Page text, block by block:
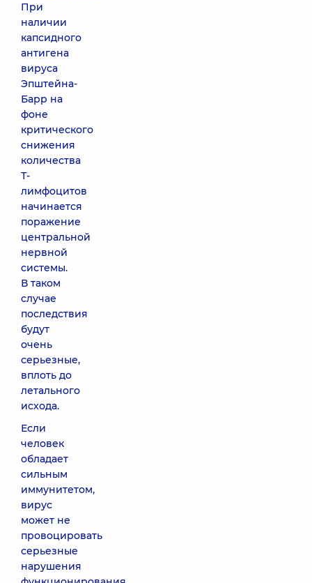
При
наличии
капсидного
антигена
вируса
Эпштейна-
Барр на
фоне
критического
снижения
количества
Т-
лимфоцитов
начинается
поражение
центральной
нервной
системы.
В таком
случае
последствия
будут
очень
серьезные,
вплоть до
летального
исхода.
Если
человек
обладает
сильным
иммунитетом,
вирус
может не
провоцировать
серьезные
нарушения